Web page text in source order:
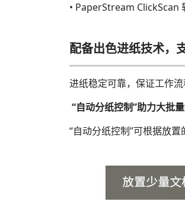
• PaperStream ClickScan
配备出色进纸技术，
进纸稳定可靠，保证工作
“自动分纸控制”助力大批
“自动分纸控制”可根据放